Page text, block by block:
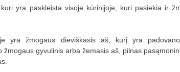
yra paskleista visoje kūrinijoje, kuri pasiekia ir
yra žmogaus dieviškasis aš, kurį yra
gyvulinis arba žemasis aš, pilnas